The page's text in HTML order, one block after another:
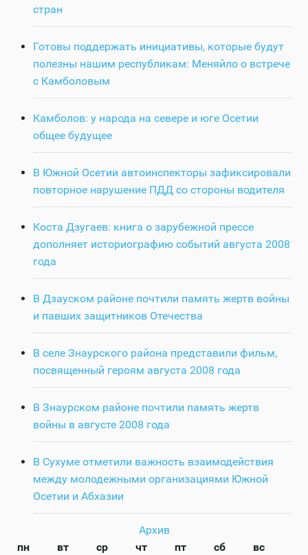
стран
Готовы поддержать инициативы, которые будут
полезны нашим республикам: Меняйло о встрече
с Камболовым
Камболов: у народа на севере и юге Осетии
общее будущее
В Южной Осетии автоинспекторы зафиксировали
повторное нарушение ПДД со стороны водителя
Коста Дзугаев: книга о зарубежной прессе
дополняет историографию событий августа 2008
года
В Дзауском районе почтили память жертв войны
и павших защитников Отечества
В селе Знаурского района представили фильм,
посвященный героям августа 2008 года
В Знаурском районе почтили память жертв
войны в августе 2008 года
В Сухуме отметили важность взаимодействия
между молодежными организациями Южной
Осетии и Абхазии
Архив
пн
вт ср чт пт сб
вс